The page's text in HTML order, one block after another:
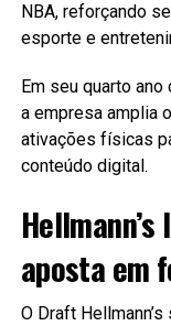
NBA, reforçando
esporte e
Em seu quarto
a empresa amplia
ativações físicas
conteúdo digital.
aposta em
O Draft